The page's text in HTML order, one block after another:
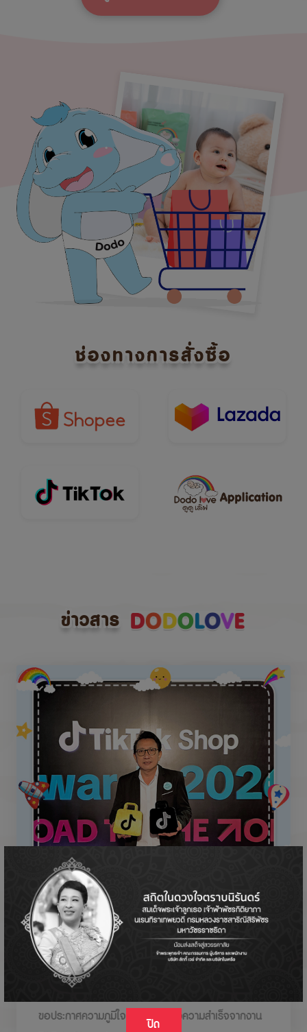
ปิด
ช่องทางการสั่งซื้อ
ข่าวสาร
DODOLOVE รับรางวัลในงาน TikTok Shop
Awards 2026
ขอประกาศความภูมิใจกับรางวัลแห่งความสำเร็จจากงาน